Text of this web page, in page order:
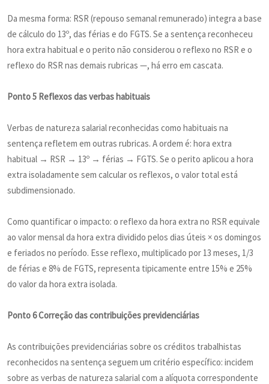
Da mesma forma: RSR (repouso semanal remunerado) integra a base
de cálculo do 13º, das férias e do FGTS. Se a sentença reconheceu
hora extra habitual e o perito não considerou o reflexo no RSR e o
reflexo do RSR nas demais rubricas —, há erro em cascata.
Ponto 5 Reflexos das verbas habituais
Verbas de natureza salarial reconhecidas como habituais na
sentença refletem em outras rubricas. A ordem é: hora extra
habitual → RSR → 13º → férias → FGTS. Se o perito aplicou a hora
extra isoladamente sem calcular os reflexos, o valor total está
subdimensionado.
Como quantificar o impacto: o reflexo da hora extra no RSR equivale
ao valor mensal da hora extra dividido pelos dias úteis × os domingos
e feriados no período. Esse reflexo, multiplicado por 13 meses, 1/3
de férias e 8% de FGTS, representa tipicamente entre 15% e 25%
do valor da hora extra isolada.
Ponto 6 Correção das contribuições previdenciárias
As contribuições previdenciárias sobre os créditos trabalhistas
reconhecidos na sentença seguem um critério específico: incidem
sobre as verbas de natureza salarial com a alíquota correspondente